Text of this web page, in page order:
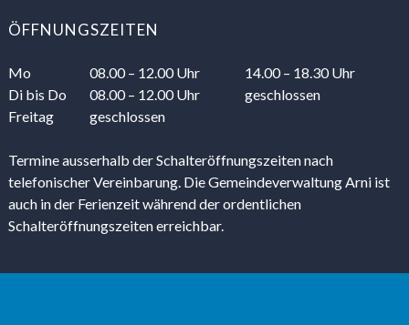
ÖFFNUNGSZEITEN
Mo 08.00 – 12.00 Uhr
14.00 – 18.30 Uhr
Dibis Do 08.00 – 12.00 Uhr
geschlossen
Freitag
geschlossen
Termine ausserhalb der Schalteröffnungszeiten nach
telefonischer Vereinbarung. Die Gemeindeverwaltung Arni ist
auch in der Ferienzeit während der ordentlichen
Schalteröffnungszeiten erreichbar.